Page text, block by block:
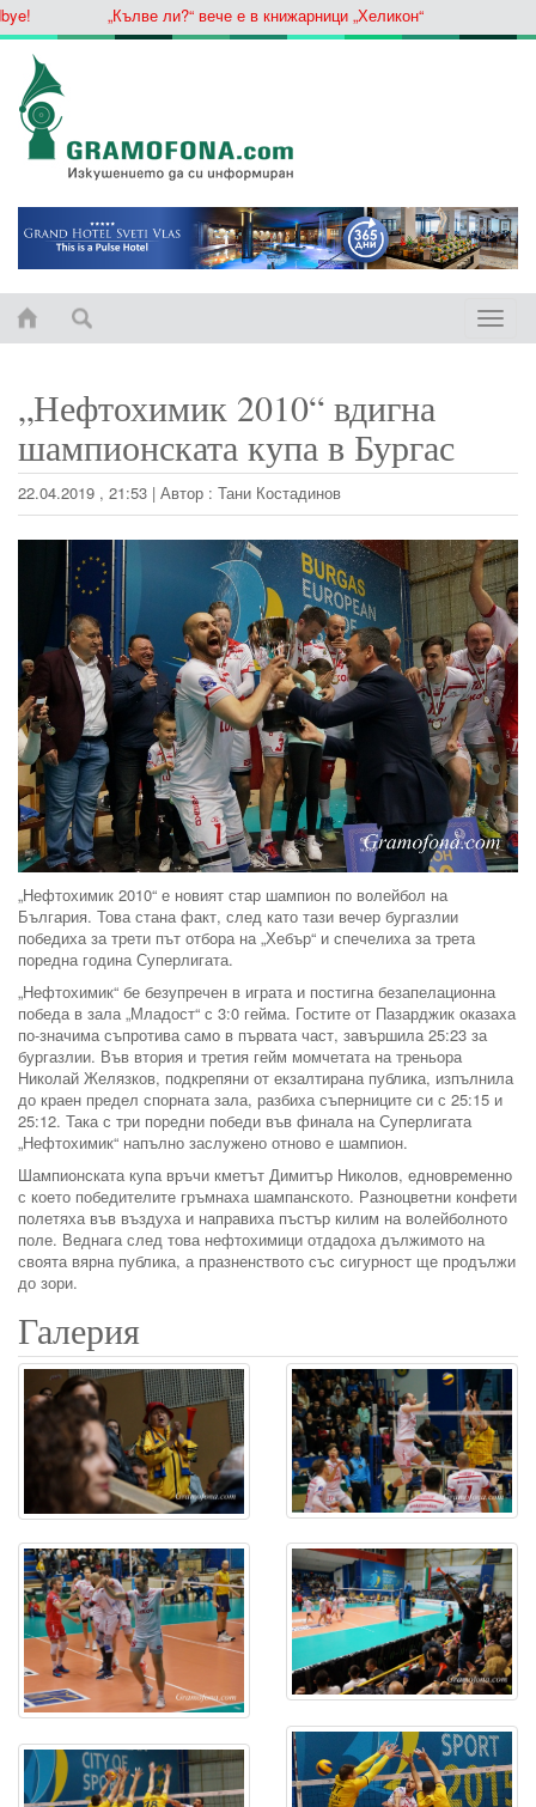
„Кълве ли?“ вече е в книжарници „Хеликон“
Toggle
„Нефтохимик 2010“ вдигна
шампионската купа в Бургас
22.04.2019 , 21:53 | Автор : Тани Костадинов
„Нефтохимик 2010“ е новият стар шампион по волейбол на
България. Това стана факт, след като тази вечер бургазлии
победиха за трети път отбора на „Хебър“ и спечелиха за трета
поредна година Суперлигата.
„Нефтохимик“ бе безупречен в играта и постигна безапелационна
победа в зала „Младост“ с 3:0 гейма. Гостите от Пазарджик оказаха
по-значима съпротива само в първата част, завършила 25:23 за
бургазлии. Във втория и третия гейм момчетата на треньора
Николай Желязков, подкрепяни от екзалтирана публика, изпълнила
до краен предел спорната зала, разбиха съперниците си с 25:15 и
25:12. Така с три поредни победи във финала на Суперлигата
„Нефтохимик“ напълно заслужено отново е шампион.
Шампионската купа връчи кметът Димитър Николов, едновременно
с което победителите гръмнаха шампанското. Разноцветни конфети
полетяха във въздуха и направиха пъстър килим на волейболното
поле. Веднага след това нефтохимици отдадоха дължимото на
своята вярна публика, а празненството със сигурност ще продължи
до зори.
Галерия